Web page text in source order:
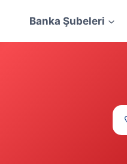
Banka Şubeleri